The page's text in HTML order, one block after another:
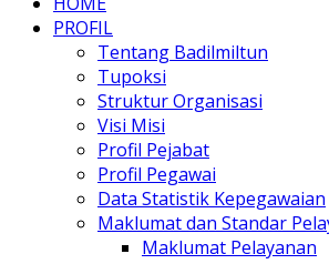
PROFIL
Tentang Badilmiltun
Tupoksi
Struktur Organisasi
Visi Misi
Profil Pejabat
Profil Pegawai
Data Statistik Kepegawaian
Maklumat dan Standar
Maklumat Pelayanan